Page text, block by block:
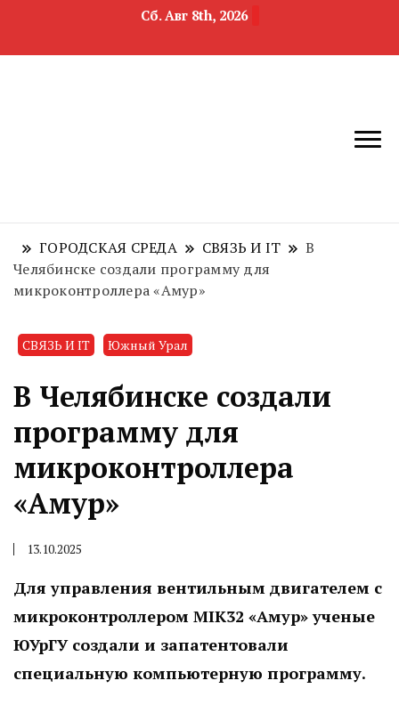
Сб. Авг 8th, 2026
область
недвижимости
ГОРОДСКАЯ СРЕДА СВЯЗЬ И IT
В
Челябинске создали программу для
микроконтроллера «Амур»
СВЯЗЬ И IT Южный Урал
В Челябинске создали
программу для
микроконтроллера
«Амур»
13.10.2025
Для управления вентильным двигателем с
микроконтроллером MIK32 «Амур» ученые
ЮУрГУ создали и запатентовали
специальную компьютерную программу.